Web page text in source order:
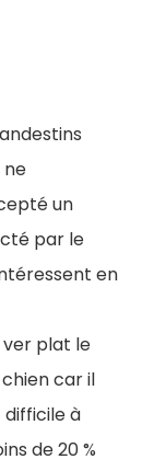
ne
un
par le
en
ver plat le
car il
difficile à
de 20 %